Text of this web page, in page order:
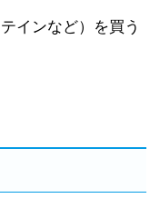
インなど）を買う